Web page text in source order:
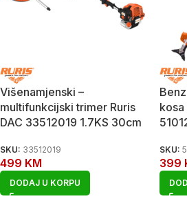
Višenamjenski –
multifunkcijski trimer Ruris
DAC 33512019 1.7KS 30cm
SKU: 33512019
499 KM
DODAJ U KORPU
kosa
SKU:
399